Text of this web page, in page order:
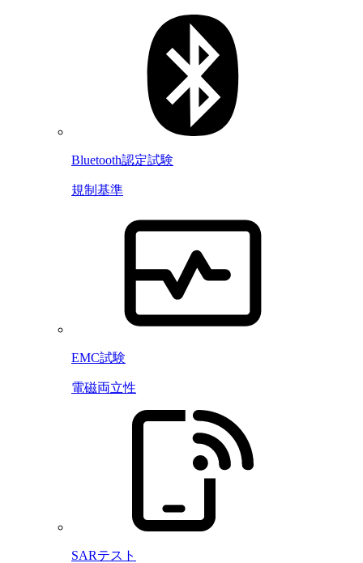
Bluetooth認定試験
規制基準
EMC試験
電磁両立性
SARテスト